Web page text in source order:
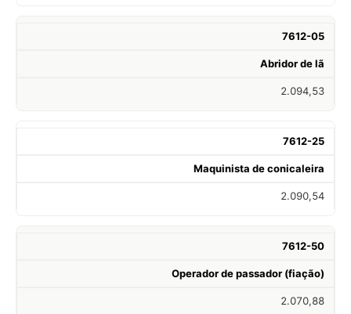
7612-05
Abridor de lã
2.094,53
7612-25
Maquinista de conicaleira
2.090,54
7612-50
Operador de passador (fiação)
2.070,88